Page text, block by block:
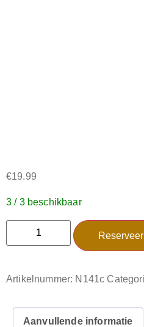
€19.99
3 / 3 beschikbaar
Reserveer
Artikelnummer: N141c
Aanvullende informatie